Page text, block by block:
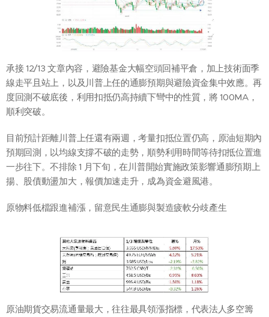
承接 12/13 文章內容，避險基金大幅空頭回補平倉，加上技術面季
線走平且站上，以及川普上任的通膨預期與避險資金集中效應。再
度回測不破底後，利用扣抵仍高持續下彎中的性質，將 100MA，
順利突破。
目前預計距離川普上任還有兩週，考量扣抵位置仍高，原油短期內
預期回測，以均線支撐不破的走勢，順勢利用時間等待扣抵位置進
一步往下。不排除 1 月下旬，在川普開始實施政策影響通膨預期上
揚、股債動盪加大，報價加速走升，成為資金避風港。
原物料低檔跟進補漲，留意民生通膨與製造疲軟分歧產生
原油期貨交易流通量最大，往往最具領漲指標，代表法人多空籌